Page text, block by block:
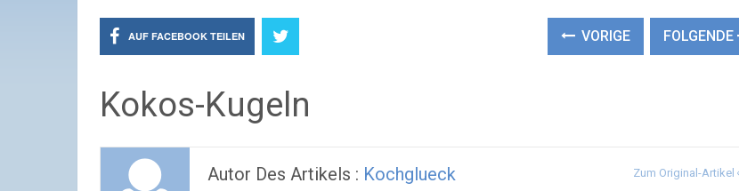
AUF FACEBOOK TEILEN VORIGE FOLGENDE
Kokos-Kugeln
Autor Des Artikels : Kochglueck Zum Original-Artikel